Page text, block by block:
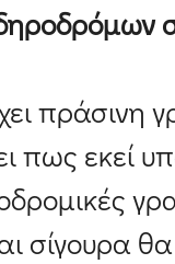
πράσινη
πως εκεί
σίγουρα θα